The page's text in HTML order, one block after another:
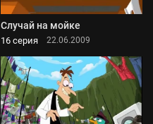
Случай на мойке
16 серия 22.06.2009